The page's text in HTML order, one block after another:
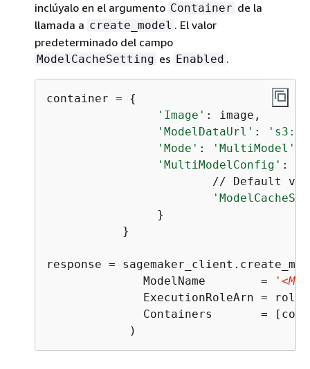
inclúyalo en el argumento Container de la
llamada a create_model . El valor
predeterminado del campo
ModelCacheSetting es Enabled .
container = {
'Image' : image,
'ModelDataUrl' : 's3://
'Mode' :
'MultiModel'
'MultiModelConfig' :
// Default
                }
           }
response =
              ModelName        =
              ExecutionRoleArn = role,
Containers       =
            )